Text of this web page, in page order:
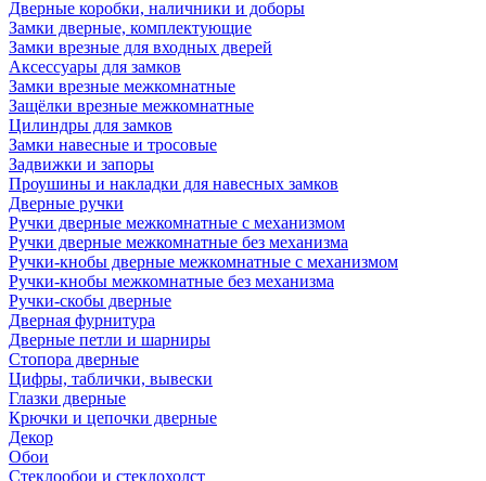
Дверные коробки, наличники и доборы
Замки дверные, комплектующие
Замки врезные для входных дверей
Аксессуары для замков
Замки врезные межкомнатные
Защёлки врезные межкомнатные
Цилиндры для замков
Замки навесные и тросовые
Задвижки и запоры
Проушины и накладки для навесных замков
Дверные ручки
Ручки дверные межкомнатные с механизмом
Ручки дверные межкомнатные без механизма
Ручки-кнобы дверные межкомнатные с механизмом
Ручки-кнобы межкомнатные без механизма
Ручки-скобы дверные
Дверная фурнитура
Дверные петли и шарниры
Стопора дверные
Цифры, таблички, вывески
Глазки дверные
Крючки и цепочки дверные
Декор
Обои
Стеклообои и стеклохолст